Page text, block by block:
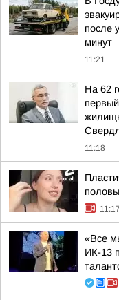
после
минут
11:21
На 62
11:18
11:17
«Все
ИК-13